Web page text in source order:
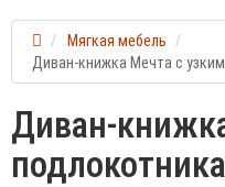
Мягкая мебель
Диван-книжка Мечта с
Диван-